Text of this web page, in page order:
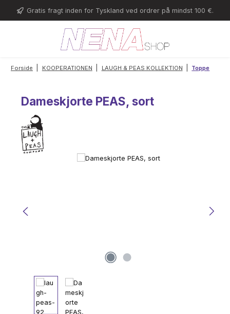
Gå til hovedindhold
Gratis fragt inden for Tyskland ved ordrer på mindst 100 €.
Forside KOOPERATIONEN LAUGH & PEAS KOLLEKTION Toppe
Dameskjorte PEAS, sort
Spring over billedgalleri